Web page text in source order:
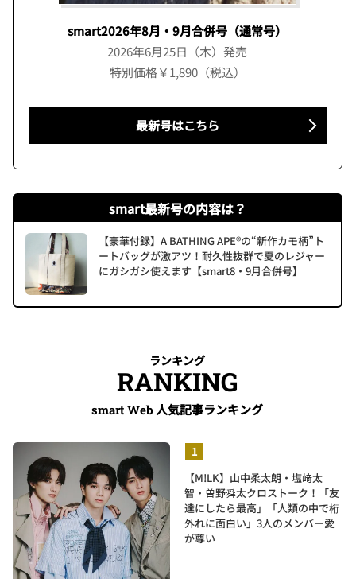
smart2026年8月・9月合併号（通常号）
2026年6月25日（木）発売
特別価格￥1,890（税込）
最新号はこちら
smart最新号の内容は？
【豪華付録】A BATHING APE®の“新作カモ柄”ト
ートバッグが激アツ！耐久性抜群で夏のレジャー
にガシガシ使えます【smart8・9月合併号】
ランキング
RANKING
smart Web人気記事ランキング
【M!LK】山中柔太朗・塩﨑太
智・曽野舜太クロストーク！「友
達にしたら最高」「人類の中で桁
外れに面白い」3人のメンバー愛
が尊い